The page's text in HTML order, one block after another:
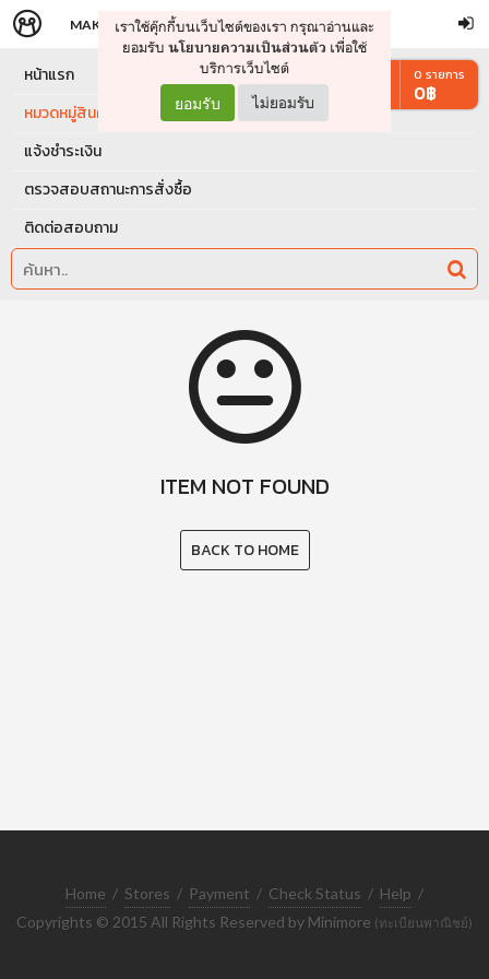
จัดการรถเข็น ดำเนินการต่อ
MAKERS STORE
เราใช้คุ๊กกี้บนเว็บไซต์ของเรา กรุณาอ่านและ
ยอมรับ นโยบายความเป็นส่วนตัว เพื่อใช้
บริการเว็บไซต์
ยอมรับ ไม่ยอมรับ
หน้าแรก
หมวดหมู่สินค้า
แจ้งชำระเงิน
ตรวจสอบสถานะการสั่งซื้อ
ติดต่อสอบถาม
0 รายการ
0฿
ITEM NOT FOUND
BACK TO HOME
Home / Stores / Payment / Check Status / Help /
Copyrights © 2015 All Rights Reserved by Minimore (ทะเบียนพาณิชย์)